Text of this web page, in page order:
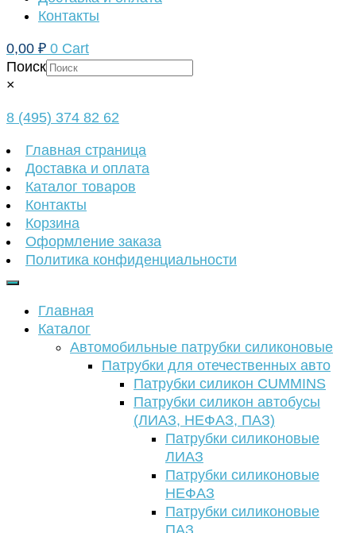
Контакты
0,00 ₽ 0 Cart
Поиск
×
8 (495) 374 82 62
Главная страница
Доставка и оплата
Каталог товаров
Контакты
Корзина
Оформление заказа
Политика конфиденциальности
Главная
Каталог
Автомобильные патрубки силиконовые
Патрубки для отечественных авто
Патрубки силикон CUMMINS
Патрубки силикон автобусы
(ЛИАЗ, НЕФАЗ, ПАЗ)
Патрубки силиконовые
ЛИАЗ
Патрубки силиконовые
НЕФАЗ
Патрубки силиконовые
ПАЗ